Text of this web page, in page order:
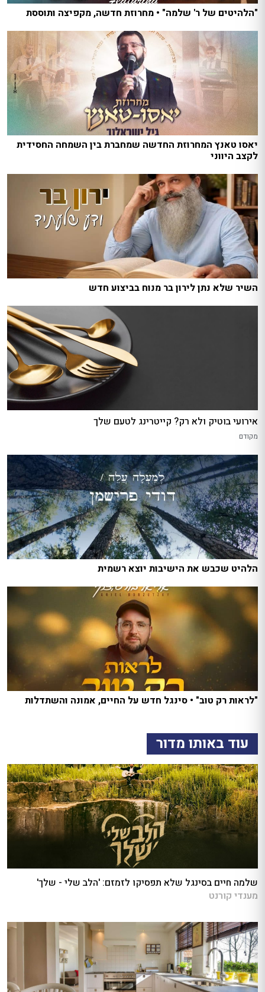
"הלהיטים של ר' שלמה" • מחרוזת חדשה, מקפיצה ותוססת
יאסו טאנץ המחרוזת החדשה שמחברת בין השמחה החסידית
לקצב היווני
השיר שלא נתן לירון בר מנוח בביצוע חדש
אירועי בוטיק ולא רק? קייטרינג לטעם שלך
מקודם
הלהיט שכבש את הישיבות יוצא רשמית
"לראות רק טוב" • סינגל חדש על החיים, אמונה והשתדלות
עוד באותו מדור
שלמה חיים בסינגל שלא תפסיקו לזמזם: 'הלב שלי - שלך'
מענדי קורנט